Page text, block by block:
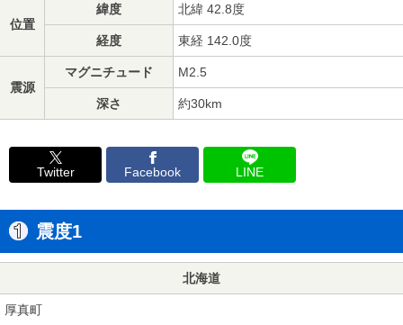
位置
緯度 北緯 42.8度
経度 東経 142.0度
震源
マグニチュード M2.5
深さ 約30km
Twitter Facebook LINE
震度1
北海道
厚真町